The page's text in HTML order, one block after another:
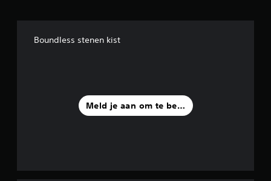
Boundless stenen kist
Meld je aan om te beoordelen